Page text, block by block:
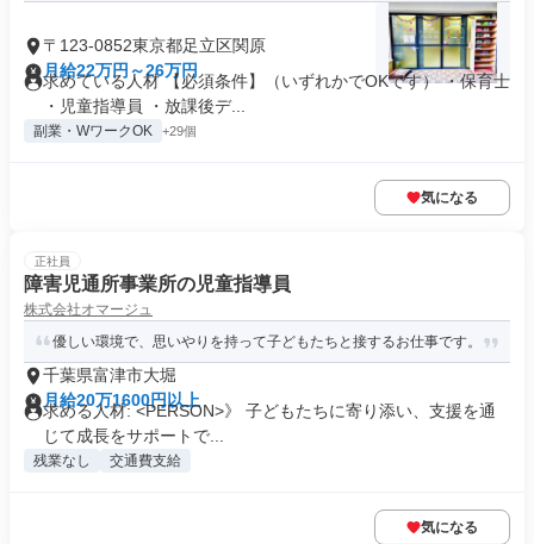
〒123-0852東京都足立区関原
月給22万円～26万円
求めている人材 【必須条件】（いずれかでOKです） ・保育士
・児童指導員 ・放課後デ...
副業・WワークOK +29個
気になる
正社員
障害児通所事業所の児童指導員
株式会社オマージュ
優しい環境で、思いやりを持って子どもたちと接するお仕事です。
千葉県富津市大堀
月給20万1600円以上
求める人材: <PERSON>》 子どもたちに寄り添い、支援を通
じて成長をサポートで...
残業なし 交通費支給
気になる